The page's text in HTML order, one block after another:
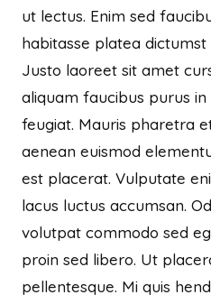
ut lectus. Enim sed
habitasse platea dictumst
Justo laoreet sit amet
aliquam faucibus purus
feugiat. Mauris pharetra
aenean euismod
est placerat. Vulputate
lacus luctus accumsan.
volutpat commodo sed
proin sed libero. Ut
pellentesque. Mi quis